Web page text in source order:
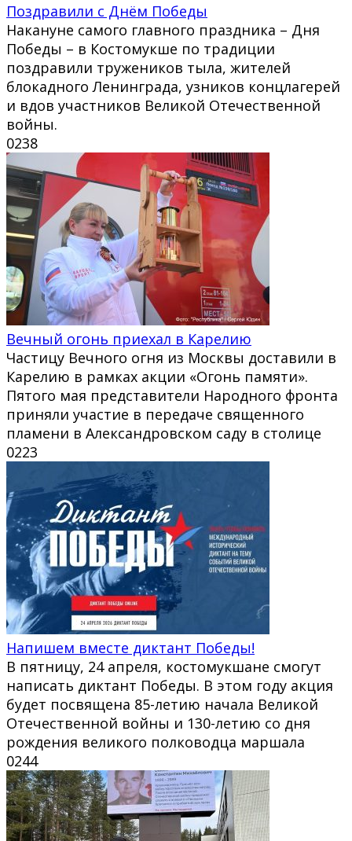
Поздравили с Днём Победы
Накануне самого главного праздника – Дня
Победы – в Костомукше по традиции
поздравили тружеников тыла, жителей
блокадного Ленинграда, узников концлагерей
и вдов участников Великой Отечественной
войны.
0238
Вечный огонь приехал в Карелию
Частицу Вечного огня из Москвы доставили в
Карелию в рамках акции «Огонь памяти».
Пятого мая представители Народного фронта
приняли участие в передаче священного
пламени в Александровском саду в столице
0223
Напишем вместе диктант Победы!
В пятницу, 24 апреля, костомукшане смогут
написать диктант Победы. В этом году акция
будет посвящена 85-летию начала Великой
Отечественной войны и 130-летию со дня
рождения великого полководца маршала
0244